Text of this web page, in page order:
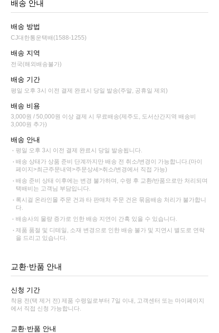
배송 안내
배송 방법
CJ대한통운택배(1588-1255)
배송 지역
전국(해외배송불가)
배송 기간
평일 오후 3시 이전 결제 완료시 당일 발송(주말, 공휴일 제외)
배송 비용
3,000원 / 50,000원 이상 결제 시 무료배송(제주도, 도서산간지역 배송비
3,000원 추가)
배송 안내
평일 오후 3시 이전 결제 완료시 당일 발송됩니다.
배송 상태가 상품 준비 단계까지만 배송 전 취소/변경이 가능합니다.(마이
페이지>최근주문내역>주문상세>취소/변경에서 직접 가능)
배송 준비 상태 이후에는 변경 불가하며, 수령 후 교환/반품으로만 처리되며
택배비는 고객님 부담입니다.
록시걸 온라인몰 주문 건과 타 판매처 주문 건은 묶음배송 처리가 불가합니
다.
배송사의 물량 증가로 인한 배송 지연이 간혹 있을 수 있습니다.
제품 품절 및 디테일, 소재 변경으로 인한 배송 불가 및 지연시 별도로 연락
을 드리고 있습니다.
교환·반품 안내
신청 기간
착용 전(택 제거 전) 제품 수령일로부터 7일 이내, 고객센터 또는 마이페이지
에서 직접 신청 가능합니다.
교환·반품 안내